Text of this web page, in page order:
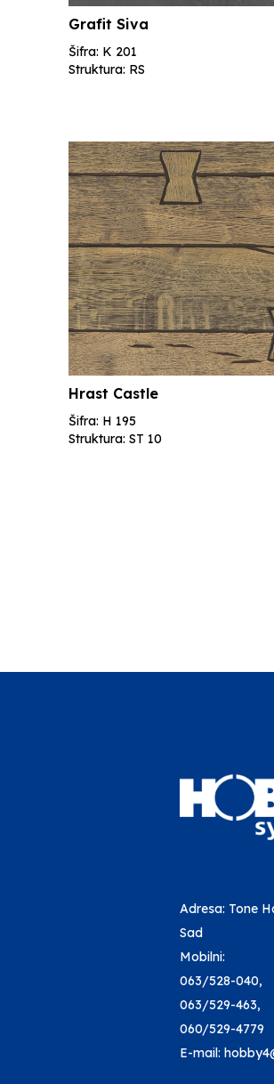
Grafit Siva
Šifra: K 201
Struktura: RS
Hrast Castle
Šifra: H 195
Struktura: ST 10
Adresa: Tone
Sad
Mobilni:
063/528-040,
063/529-463,
060/529-4779
E-mail: